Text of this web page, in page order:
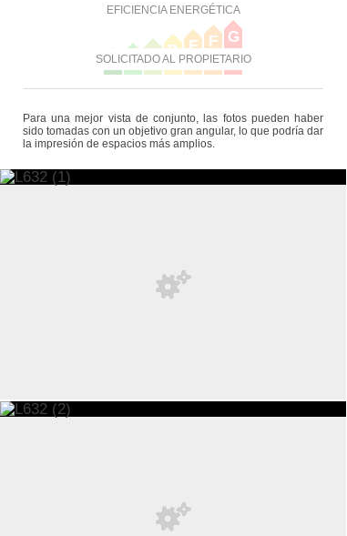
EFICIENCIA ENERGÉTICA
A B C D E F G
SOLICITADO AL PROPIETARIO
Para una mejor vista de conjunto, las fotos pueden haber
sido tomadas con un objetivo gran angular, lo que podría dar
la impresión de espacios más amplios.